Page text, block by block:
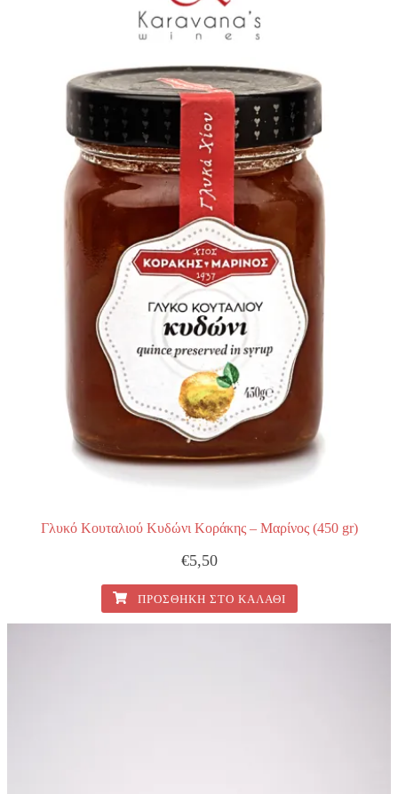
Γλυκό Κουταλιού Κυδώνι Κοράκης – Μαρίνος (450 gr)
€5,50
ΠΡΟΣΘΉΚΗ ΣΤΟ ΚΑΛΆΘΙ